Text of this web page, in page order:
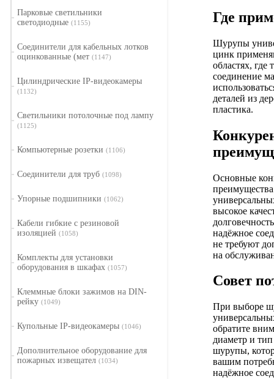
Парковые светильники
светодиодные (1155)
Соединители для кабельных лотков
оцинкованные (мет (1147)
Цилиндрические IP-видеокамеры
(1132)
Светильники потолочные под лампу
(1125)
Компьютерные розетки (1106)
Соединители для труб (1098)
Упорные подшипники (1062)
Кабели гибкие с резиновой
изоляцией (1058)
Комплекты для установки
оборудования в шкафах (1057)
Клеммные блоки зажимов на DIN-
рейку (1049)
Купольные IP-видеокамеры (1046)
Дополнительное оборудование для
пожарных извещател (1034)
Где
Шурупы
цинк
областях, где
соединение
деталей из
пластика.
Основные
высокое
надёжное
не требуют
на
Совет
При выборе
обратите
диаметр и
шурупы,
вашим
надёжное